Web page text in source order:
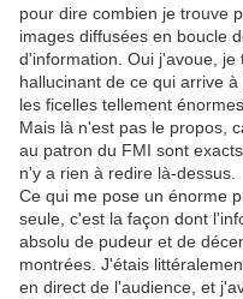
pour dire combien je trouve
images diffusées en boucle
d'information. Oui j'avoue,
hallucinant de ce qui arrive
les ficelles tellement
Mais là n'est pas le propos,
au patron du FMI sont
n'y a rien à redire là-dessus.
Ce qui me pose un énorme
seule, c'est la façon dont
absolu de pudeur et de
montrées. J'étais
en direct de l'audience, et